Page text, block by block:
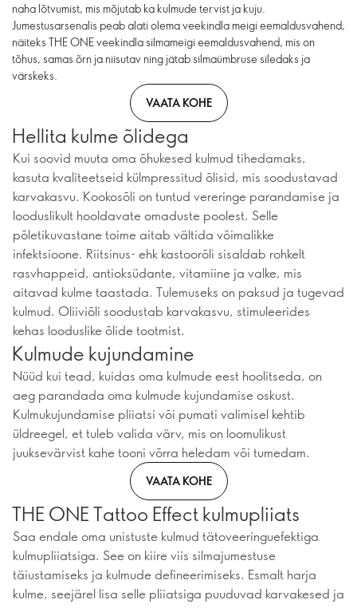
naha lõtvumist, mis mõjutab ka kulmude tervist ja kuju.
Jumestusarsenalis peab alati olema veekindla meigi eemaldusvahend,
näiteks THE ONE veekindla silmameigi eemaldusvahend, mis on
tõhus, samas õrn ja niisutav ning jätab silmaümbruse siledaks ja
värskeks.
VAATA KOHE
Hellita kulme õlidega
Kui soovid muuta oma õhukesed kulmud tihedamaks,
kasuta kvaliteetseid külmpressitud õlisid, mis soodustavad
karvakasvu. Kookosõli on tuntud vereringe parandamise ja
looduslikult hooldavate omaduste poolest. Selle
põletikuvastane toime aitab vältida võimalikke
infektsioone. Riitsinus- ehk kastoorõli sisaldab rohkelt
rasvhappeid, antioksüdante, vitamiine ja valke, mis
aitavad kulme taastada. Tulemuseks on paksud ja tugevad
kulmud. Oliiviõli soodustab karvakasvu, stimuleerides
kehas looduslike õlide tootmist.
Kulmude kujundamine
Nüüd kui tead, kuidas oma kulmude eest hoolitseda, on
aeg parandada oma kulmude kujundamise oskust.
Kulmukujundamise pliiatsi või pumati valimisel kehtib
üldreegel, et tuleb valida värv, mis on loomulikust
juuksevärvist kahe tooni võrra heledam või tumedam.
VAATA KOHE
THE ONE Tattoo Effect kulmupliiats
Saa endale oma unistuste kulmud tätoveeringuefektiga
kulmupliiatsiga. See on kiire viis silmajumestuse
täiustamiseks ja kulmude defineerimiseks. Esmalt harja
kulme, seejärel lisa selle pliiatsiga puuduvad karvakesed ja